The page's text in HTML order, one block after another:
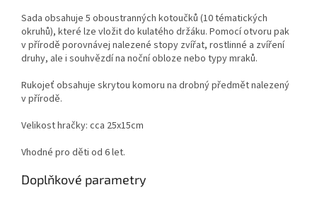
Sada obsahuje 5 oboustranných kotoučků (10 tématických
okruhů), které lze vložit do kulatého držáku. Pomocí otvoru pak
v přírodě porovnávej nalezené stopy zvířat, rostlinné a zvíření
druhy, ale i souhvězdí na noční obloze nebo typy mraků.
Rukojeť obsahuje skrytou komoru na drobný předmět nalezený
v přírodě.
Velikost hračky: cca 25x15cm
Vhodné pro děti od 6 let.
Doplňkové parametry